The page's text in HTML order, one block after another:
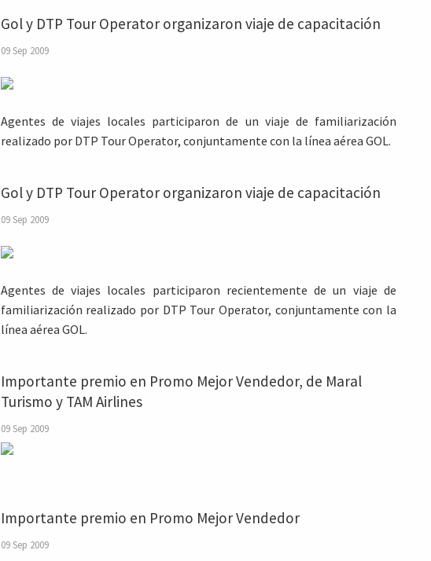
Gol y DTP Tour Operator organizaron viaje de capacitación
09 Sep 2009
Agentes de viajes locales participaron de un viaje de familiarización
realizado por DTP Tour Operator, conjuntamente con la línea aérea GOL.
Gol y DTP Tour Operator organizaron viaje de capacitación
09 Sep 2009
Agentes de viajes locales participaron recientemente de un viaje de
familiarización realizado por DTP Tour Operator, conjuntamente con la
línea aérea GOL.
Importante premio en Promo Mejor Vendedor, de Maral
Turismo y TAM Airlines
09 Sep 2009
Importante premio en Promo Mejor Vendedor
09 Sep 2009